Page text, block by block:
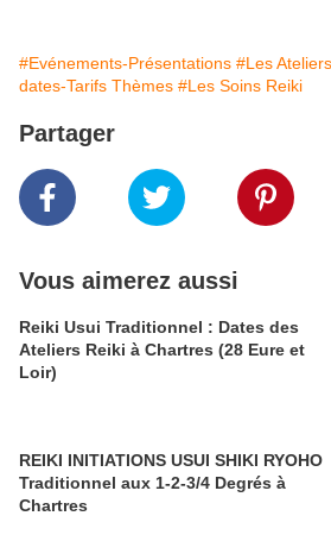
#Evénements-Présentations #Les
dates-Tarifs Thèmes #Les Soins Reiki
Partager
Vous aimerez aussi
Reiki Usui Traditionnel : Dates des
Ateliers Reiki à Chartres (28 Eure et
Loir)
REIKI INITIATIONS USUI SHIKI RYOHO
Traditionnel aux 1-2-3/4 Degrés à
Chartres